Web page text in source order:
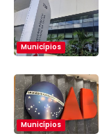
Municípios
Municípios